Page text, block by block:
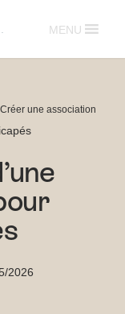
MENU
Créer une association
2026